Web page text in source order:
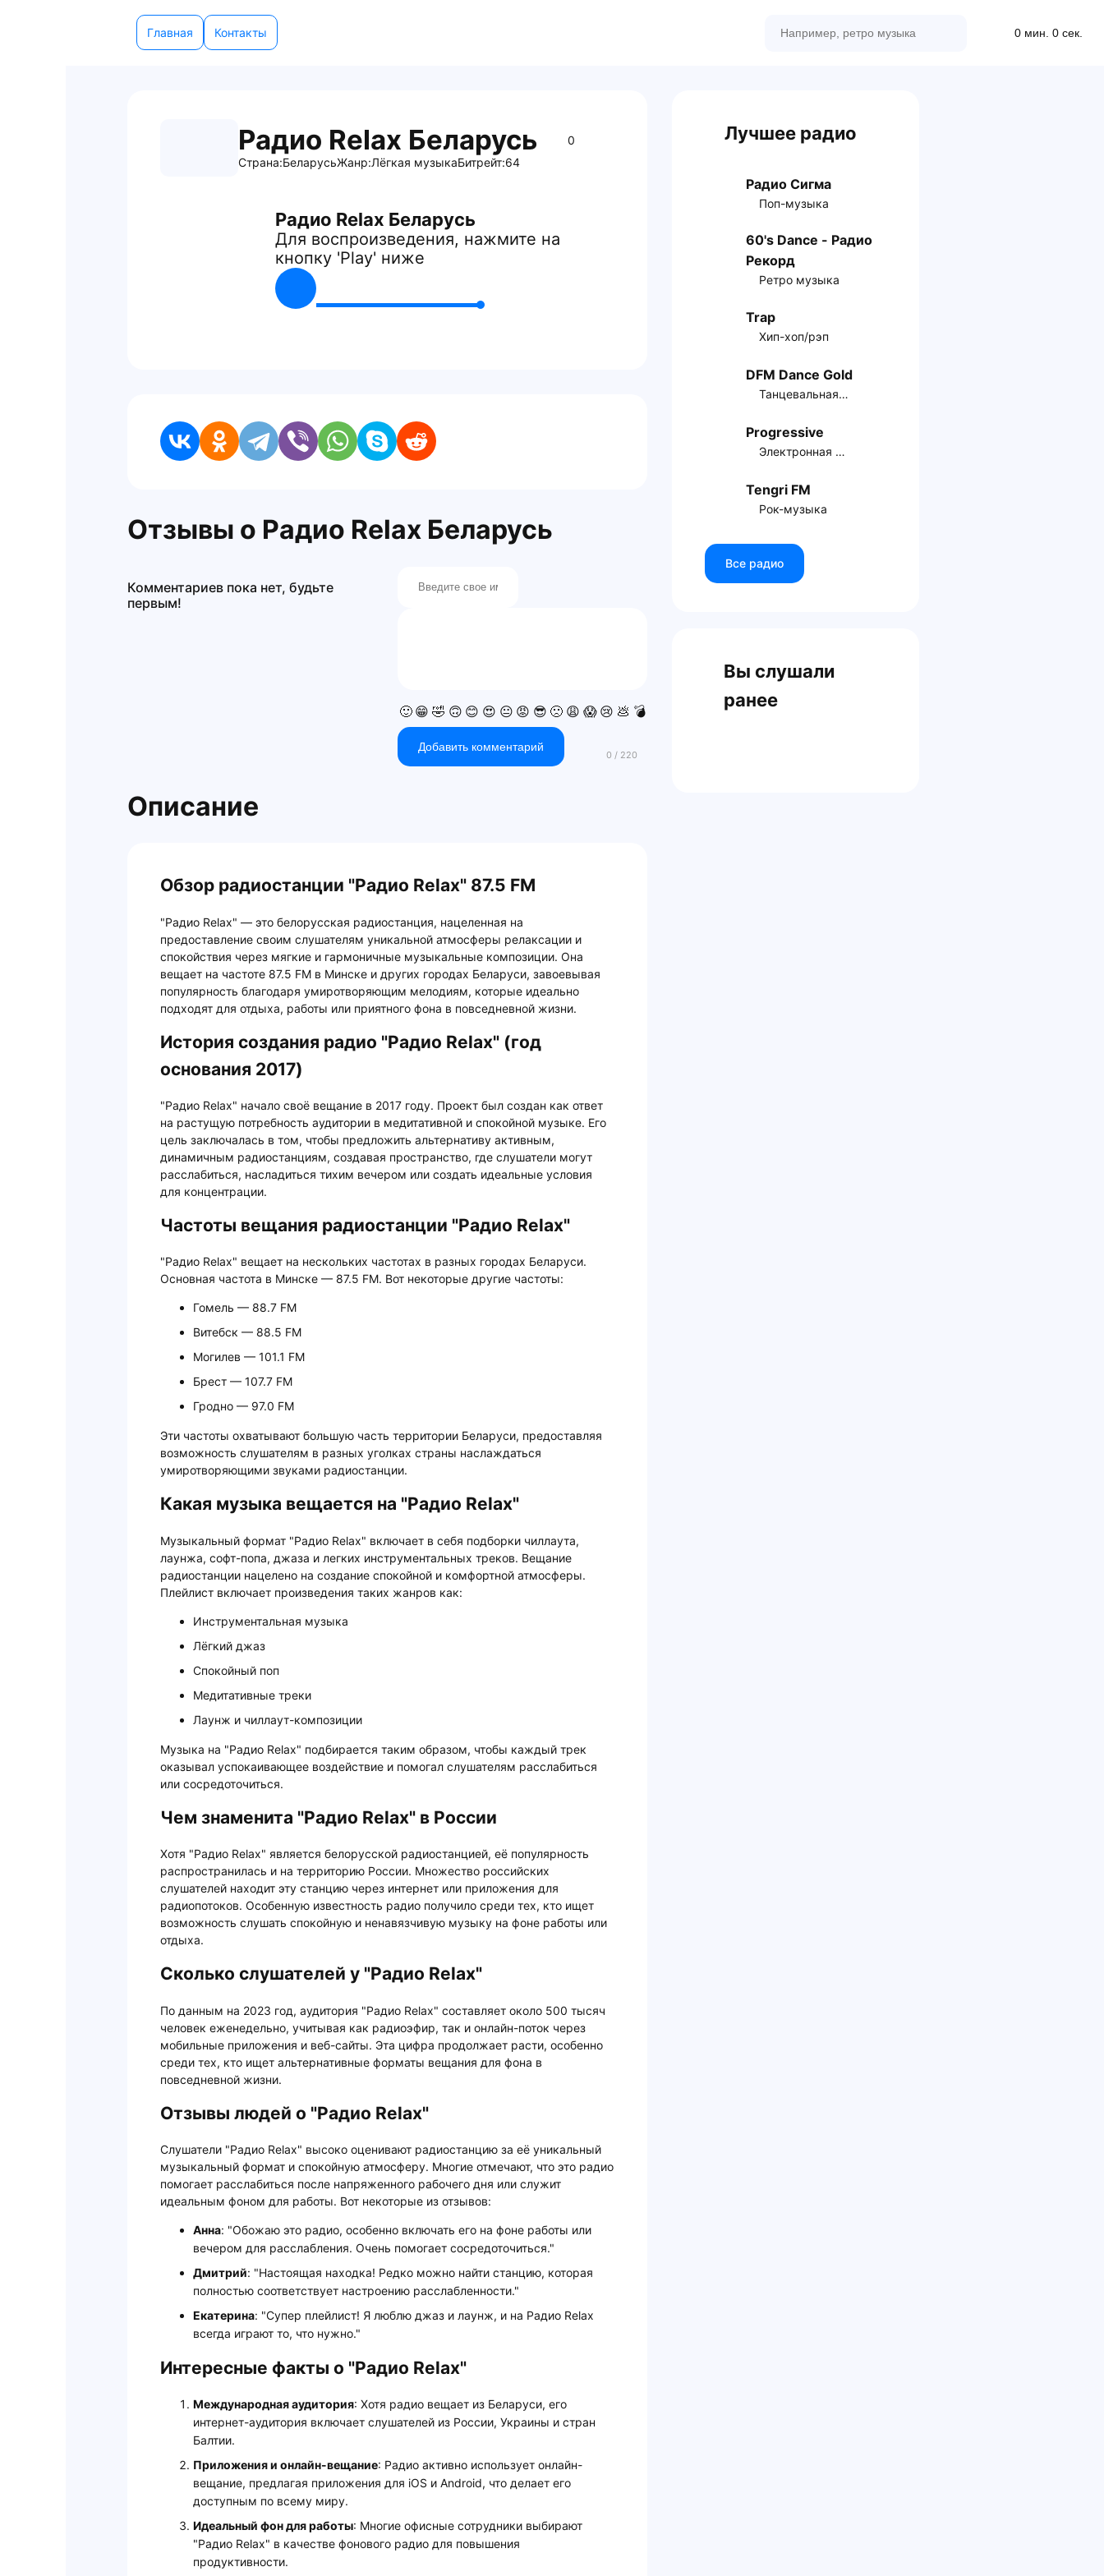
Главная Контакты 0 мин. 0 сек.
Радио Relax Беларусь
0
Страна:БеларусьЖанр:Лёгкая музыкаБитрейт:64
Радио Relax Беларусь
Для воспроизведения, нажмите на
кнопку 'Play' ниже
Отзывы о Радио Relax Беларусь
🙂 😁 🤣 🙃 😊 😍 😐 😡 😎 🙁 😩 😱 😢 💩 💣
Добавить комментарий
Комментариев пока нет, будьте
первым!
Описание
Обзор радиостанции "Радио Relax" 87.5 FM
"Радио Relax" — это белорусская радиостанция, нацеленная на
предоставление своим слушателям уникальной атмосферы релаксации и
спокойствия через мягкие и гармоничные музыкальные композиции. Она
вещает на частоте 87.5 FM в Минске и других городах Беларуси, завоевывая
популярность благодаря умиротворяющим мелодиям, которые идеально
подходят для отдыха, работы или приятного фона в повседневной жизни.
История создания радио "Радио Relax" (год
основания 2017)
"Радио Relax" начало своё вещание в 2017 году. Проект был создан как ответ
на растущую потребность аудитории в медитативной и спокойной музыке. Его
цель заключалась в том, чтобы предложить альтернативу активным,
динамичным радиостанциям, создавая пространство, где слушатели могут
расслабиться, насладиться тихим вечером или создать идеальные условия
для концентрации.
Частоты вещания радиостанции "Радио Relax"
"Радио Relax" вещает на нескольких частотах в разных городах Беларуси.
Основная частота в Минске — 87.5 FM. Вот некоторые другие частоты:
Гомель — 88.7 FM
Витебск — 88.5 FM
Могилев — 101.1 FM
Брест — 107.7 FM
Гродно — 97.0 FM
Эти частоты охватывают большую часть территории Беларуси, предоставляя
возможность слушателям в разных уголках страны наслаждаться
умиротворяющими звуками радиостанции.
Какая музыка вещается на "Радио Relax"
Музыкальный формат "Радио Relax" включает в себя подборки чиллаута,
лаунжа, софт-попа, джаза и легких инструментальных треков. Вещание
радиостанции нацелено на создание спокойной и комфортной атмосферы.
Плейлист включает произведения таких жанров как:
Инструментальная музыка
Лёгкий джаз
Спокойный поп
Медитативные треки
Лаунж и чиллаут-композиции
Музыка на "Радио Relax" подбирается таким образом, чтобы каждый трек
оказывал успокаивающее воздействие и помогал слушателям расслабиться
или сосредоточиться.
Чем знаменита "Радио Relax" в России
Хотя "Радио Relax" является белорусской радиостанцией, её популярность
распространилась и на территорию России. Множество российских
слушателей находит эту станцию через интернет или приложения для
радиопотоков. Особенную известность радио получило среди тех, кто ищет
возможность слушать спокойную и ненавязчивую музыку на фоне работы или
отдыха.
Сколько слушателей у "Радио Relax"
По данным на 2023 год, аудитория "Радио Relax" составляет около 500 тысяч
человек еженедельно, учитывая как радиоэфир, так и онлайн-поток через
мобильные приложения и веб-сайты. Эта цифра продолжает расти, особенно
среди тех, кто ищет альтернативные форматы вещания для фона в
повседневной жизни.
Отзывы людей о "Радио Relax"
Слушатели "Радио Relax" высоко оценивают радиостанцию за её уникальный
музыкальный формат и спокойную атмосферу. Многие отмечают, что это радио
помогает расслабиться после напряженного рабочего дня или служит
идеальным фоном для работы. Вот некоторые из отзывов:
Анна: "Обожаю это радио, особенно включать его на фоне работы или
вечером для расслабления. Очень помогает сосредоточиться."
Дмитрий: "Настоящая находка! Редко можно найти станцию, которая
полностью соответствует настроению расслабленности."
Екатерина: "Супер плейлист! Я люблю джаз и лаунж, и на Радио Relax
всегда играют то, что нужно."
Интересные факты о "Радио Relax"
Международная аудитория: Хотя радио вещает из Беларуси, его
интернет-аудитория включает слушателей из России, Украины и стран
Балтии.
Приложения и онлайн-вещание: Радио активно использует онлайн-
вещание, предлагая приложения для iOS и Android, что делает его
доступным по всему миру.
Идеальный фон для работы: Многие офисные сотрудники выбирают
"Радио Relax" в качестве фонового радио для повышения
продуктивности.
Лучшее радио
Радио Сигма
Поп-музыка
60's Dance - Радио
Рекорд
Ретро музыка
Trap
Хип-хоп/рэп
DFM Dance Gold
Танцевальная музыка
Progressive
Электронная музыка
Tengri FM
Рок-музыка
Все радио
Вы слушали
ранее